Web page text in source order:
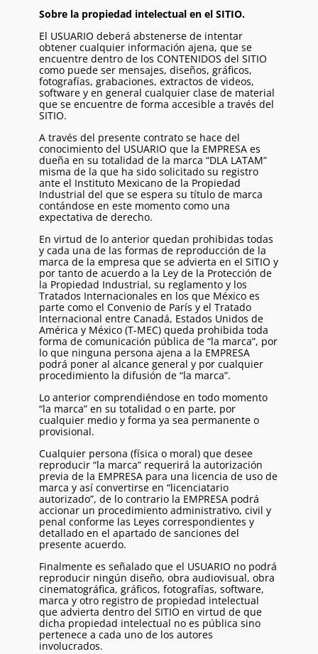
Sobre la propiedad intelectual en el SITIO.
El USUARIO deberá abstenerse de intentar
obtener cualquier información ajena, que se
encuentre dentro de los CONTENIDOS del SITIO
como puede ser mensajes, diseños, gráficos,
fotografías, grabaciones, extractos de videos,
software y en general cualquier clase de material
que se encuentre de forma accesible a través del
SITIO.
A través del presente contrato se hace del
conocimiento del USUARIO que la EMPRESA es
dueña en su totalidad de la marca “DLA LATAM”
misma de la que ha sido solicitado su registro
ante el Instituto Mexicano de la Propiedad
Industrial del que se espera su título de marca
contándose en este momento como una
expectativa de derecho.
En virtud de lo anterior quedan prohibidas todas
y cada una de las formas de reproducción de la
marca de la empresa que se advierta en el SITIO y
por tanto de acuerdo a la Ley de la Protección de
la Propiedad Industrial, su reglamento y los
Tratados Internacionales en los que México es
parte como el Convenio de París y el Tratado
Internacional entre Canadá, Estados Unidos de
América y México (T-MEC) queda prohibida toda
forma de comunicación pública de “la marca”, por
lo que ninguna persona ajena a la EMPRESA
podrá poner al alcance general y por cualquier
procedimiento la difusión de “la marca”.
Lo anterior comprendiéndose en todo momento
“la marca” en su totalidad o en parte, por
cualquier medio y forma ya sea permanente o
provisional.
Cualquier persona (física o moral) que desee
reproducir “la marca” requerirá la autorización
previa de la EMPRESA para una licencia de uso de
marca y así convertirse en “licenciatario
autorizado”, de lo contrario la EMPRESA podrá
accionar un procedimiento administrativo, civil y
penal conforme las Leyes correspondientes y
detallado en el apartado de sanciones del
presente acuerdo.
Finalmente es señalado que el USUARIO no podrá
reproducir ningún diseño, obra audiovisual, obra
cinematográfica, gráficos, fotografías, software,
marca y otro registro de propiedad intelectual
que advierta dentro del SITIO en virtud de que
dicha propiedad intelectual no es pública sino
pertenece a cada uno de los autores
involucrados.